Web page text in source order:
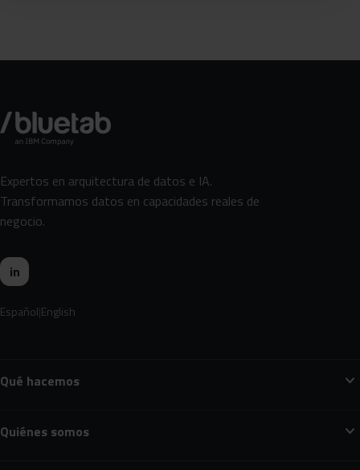
Expertos en arquitectura de datos e IA.
Transformamos datos en capacidades reales de
negocio.
in
Español English
Qué hacemos expand_more
Quiénes somos expand_more